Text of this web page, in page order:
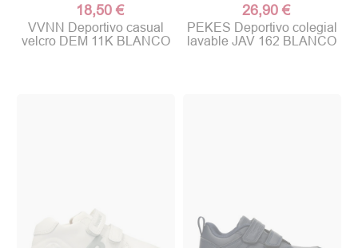
18,50 €
VVNN Deportivo casual
velcro DEM 11K BLANCO
26,90 €
PEKES Deportivo colegial
lavable JAV 162 BLANCO